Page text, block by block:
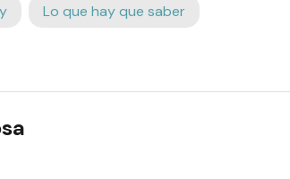
Lo que hay que saber